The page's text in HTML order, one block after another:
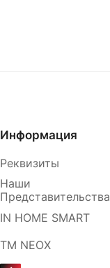
Информация
Реквизиты
Наши
Представительства
IN HOME SMART
ТМ NEOX